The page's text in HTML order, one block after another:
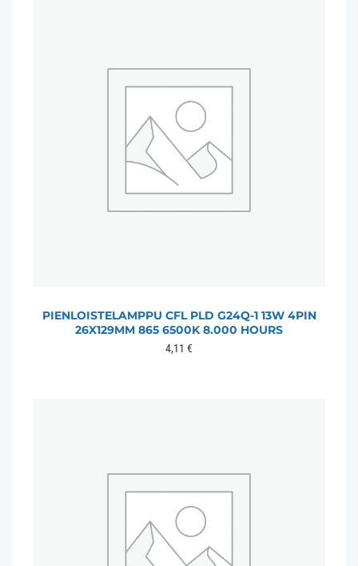
PIENLOISTELAMPPU CFL PLD G24Q-1 13W 4PIN
26X129MM 865 6500K 8.000 HOURS
4,11 €